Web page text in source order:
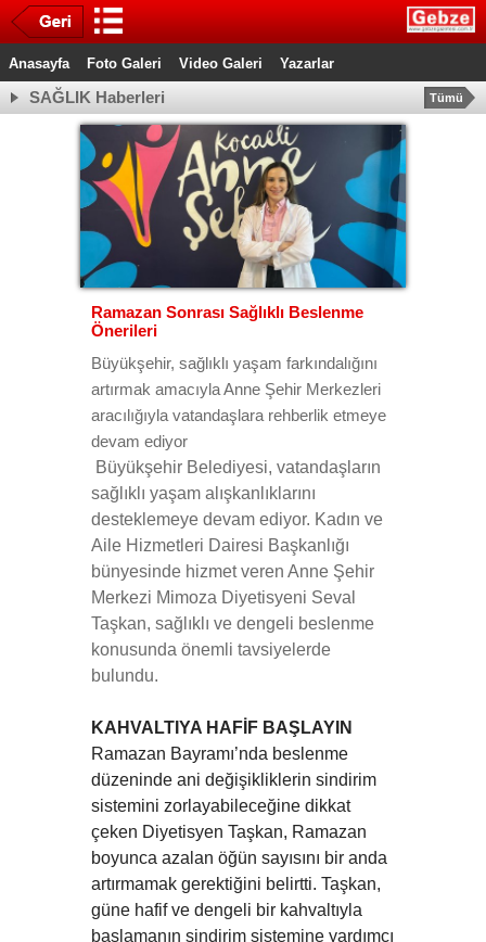
Anasayfa Foto Galeri Video Galeri Yazarlar
SAĞLIK Haberleri Tümü
Ramazan Sonrası Sağlıklı Beslenme
Önerileri
Büyükşehir, sağlıklı yaşam farkındalığını
artırmak amacıyla Anne Şehir Merkezleri
aracılığıyla vatandaşlara rehberlik etmeye
devam ediyor
Büyükşehir Belediyesi, vatandaşların
sağlıklı yaşam alışkanlıklarını
desteklemeye devam ediyor. Kadın ve
Aile Hizmetleri Dairesi Başkanlığı
bünyesinde hizmet veren Anne Şehir
Merkezi Mimoza Diyetisyeni Seval
Taşkan, sağlıklı ve dengeli beslenme
konusunda önemli tavsiyelerde
bulundu.
KAHVALTIYA HAFİF BAŞLAYIN
Ramazan Bayramı’nda beslenme
düzeninde ani değişikliklerin sindirim
sistemini zorlayabileceğine dikkat
çeken Diyetisyen Taşkan, Ramazan
boyunca azalan öğün sayısını bir anda
artırmamak gerektiğini belirtti. Taşkan,
güne hafif ve dengeli bir kahvaltıyla
başlamanın sindirim sistemine yardımcı